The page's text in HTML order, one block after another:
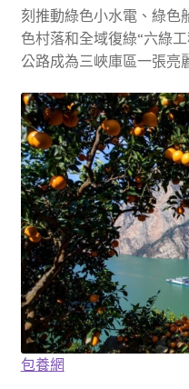
刻推動綠色小水電、綠色
色村落和全域復綠“六綠
公路成為三峽庫區一張亮
包養網